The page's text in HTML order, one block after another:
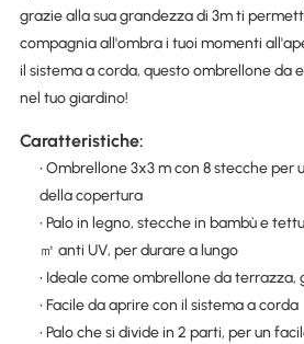
grazie alla sua grandezza di 3m ti
compagnia all'ombra i tuoi momenti
il sistema a corda, questo ombrellone da
nel tuo giardino!
Caratteristiche:
• Ombrellone 3x3 m con 8 stecche per
della copertura
• Palo in legno, stecche in bambù e
㎡ anti UV, per durare a lungo
• Ideale come ombrellone da terrazza,
• Facile da aprire con il sistema a corda
• Palo che si divide in 2 parti, per un